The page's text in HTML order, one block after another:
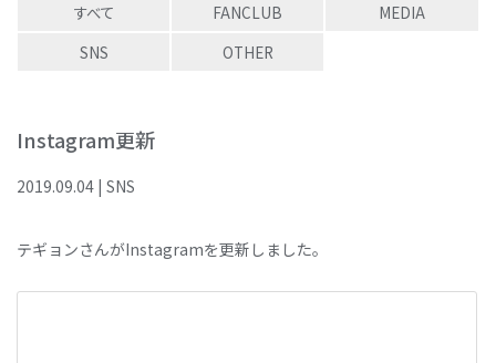
すべて FANCLUB
MEDIA
SNS
OTHER
Instagram更新
2019.09.04 | SNS
テギョンさんがInstagramを更新しました。